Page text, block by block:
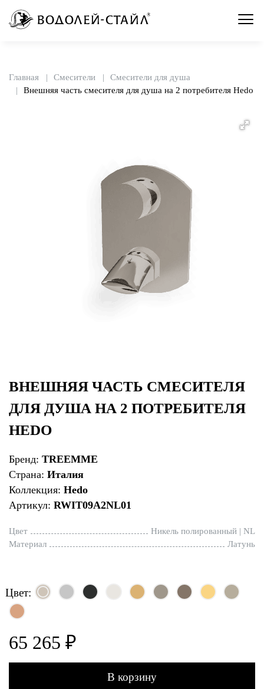
Главная Смесители
Смесители для душа
Внешняя часть смесителя для душа на 2 потребителя Hedo
ВНЕШНЯЯ ЧАСТЬ СМЕСИТЕЛЯ
ДЛЯ ДУША НА 2 ПОТРЕБИТЕЛЯ
HEDO
Бренд: TREEMME
Страна: Италия
Коллекция: Hedo
Артикул: RWIT09A2NL01
Цвет
Никель полированный | NL
Материал
Латунь
Цвет:
65 265 ₽
В корзину